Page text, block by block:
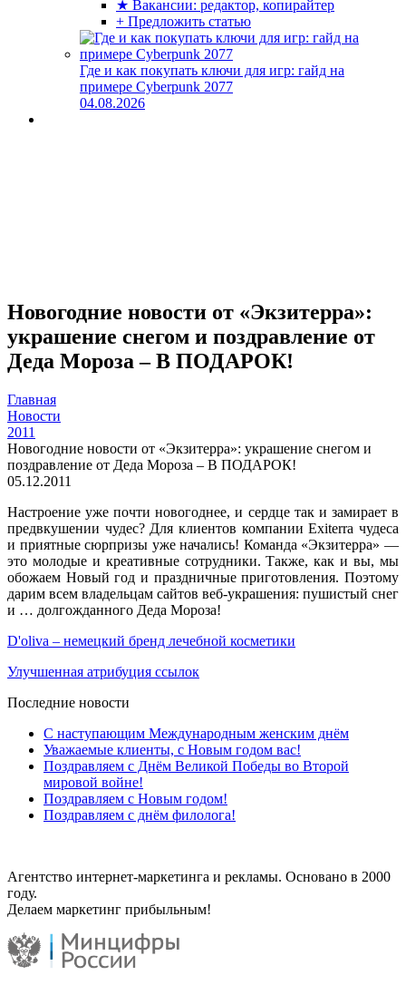
★ Вакансии: редактор, копирайтер
+ Предложить статью
Где и как покупать ключи для игр: гайд на
примере Cyberpunk 2077
04.08.2026
Новогодние новости от «Экзитерра»:
украшение снегом и поздравление от
Деда Мороза – В ПОДАРОК!
Главная
Новости
2011
Новогодние новости от «Экзитерра»: украшение снегом и
поздравление от Деда Мороза – В ПОДАРОК!
05.12.2011
Настроение уже почти новогоднее, и сердце так и замирает в
предвкушении чудес? Для клиентов компании Exiterra чудеса
и приятные сюрпризы уже начались! Команда «Экзитерра» —
это молодые и креативные сотрудники. Также, как и вы, мы
обожаем Новый год и праздничные приготовления. Поэтому
дарим всем владельцам сайтов веб-украшения: пушистый снег
и … долгожданного Деда Мороза!
D'oliva – немецкий бренд лечебной косметики
Улучшенная атрибуция ссылок
Последние новости
С наступающим Международным женским днём
Уважаемые клиенты, с Новым годом вас!
Поздравляем с Днём Великой Победы во Второй
мировой войне!
Поздравляем с Новым годом!
Поздравляем с днём филолога!
Агентство интернет-маркетинга и рекламы. Основано в 2000
году.
Делаем маркетинг прибыльным!